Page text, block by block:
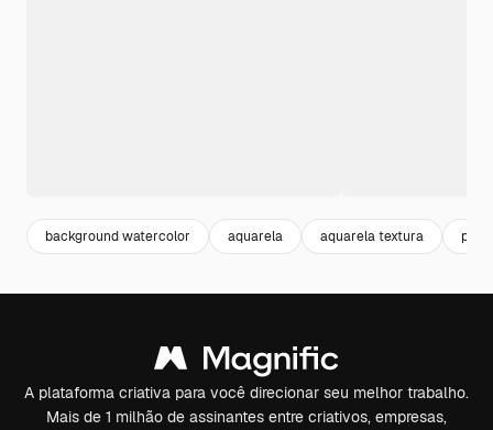
background watercolor aquarela aquarela textura
A plataforma criativa para você direcionar seu melhor trabalho.
Mais de 1 milhão de assinantes entre criativos, empresas,